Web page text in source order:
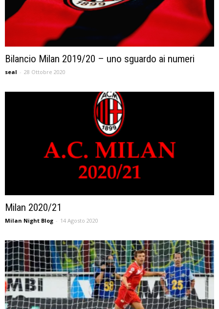
Bilancio Milan 2019/20 – uno sguardo ai numeri
seal - 28 Ottobre 2020
Milan 2020/21
Milan Night Blog - 14 Agosto 2020